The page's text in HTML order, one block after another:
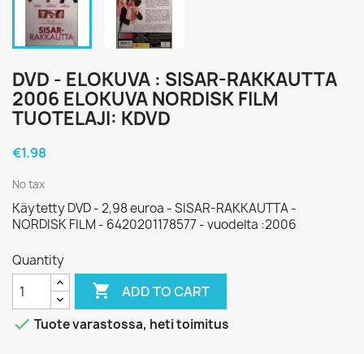
DVD - ELOKUVA : SISAR-RAKKAUTTA
2006 ELOKUVA NORDISK FILM
TUOTELAJI: KDVD
€1.98
No tax
Käytetty DVD - 2,98 euroa - SISAR-RAKKAUTTA -
NORDISK FILM - 6420201178577 - vuodelta :2006
Quantity
 ADD TO CART
 Tuote varastossa, heti toimitus